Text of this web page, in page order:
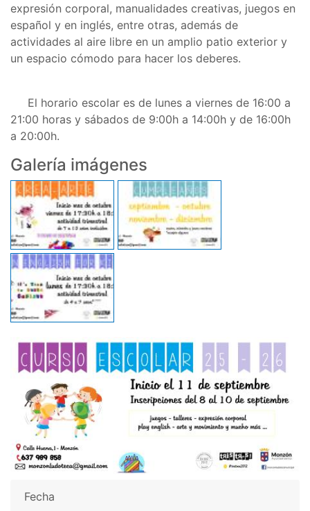
expresión corporal, manualidades creativas, juegos en
español y en inglés, entre otras, además de
actividades al aire libre en un amplio patio exterior y
un espacio cómodo para hacer los deberes.
El horario escolar es de lunes a viernes de 16:00 a
21:00 horas y sábados de 9:00h a 14:00h y de 16:00h
a 20:00h.
Galería imágenes
Fecha